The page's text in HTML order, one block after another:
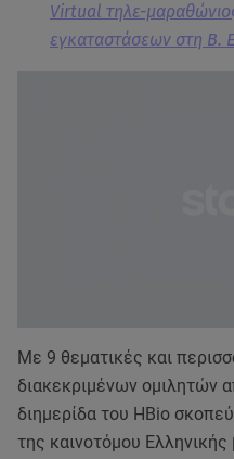
Virtual τηλε-
εγκαταστάσεων στη Β.
Με 9 θεματικές και
διακεκριμένων ομιλητών
διημερίδα του HBio
της καινοτόμου